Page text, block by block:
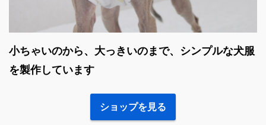
小ちゃいのから、大っきいのまで、シンプルな犬服
を製作しています
ショップを見る